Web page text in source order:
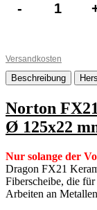
-
Versandkosten
Beschreibung
Norton
Ø 125x22
Nur solange der
Dragon FX21
Fiberscheibe, die
Arbeiten an